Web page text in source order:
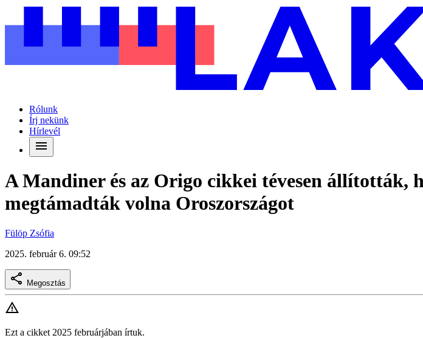
Rólunk
Írj nekünk
Hírlevél
A Mandiner és az Origo cikkei tévesen állították,
megtámadták volna Oroszországot
Fülöp Zsófia
2025. február 6. 09:52
Megosztás
Ezt a cikket 2025 februárjában írtuk.